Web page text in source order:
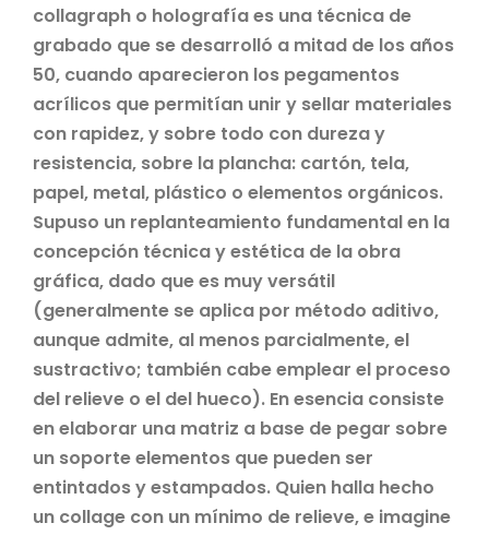
collagraph o holografía es una técnica de
grabado que se desarrolló a mitad de los años
50, cuando aparecieron los pegamentos
acrílicos que permitían unir y sellar materiales
con rapidez, y sobre todo con dureza y
resistencia, sobre la plancha: cartón, tela,
papel, metal, plástico o elementos orgánicos.
Supuso un replanteamiento fundamental en la
concepción técnica y estética de la obra
gráfica, dado que es muy versátil
(generalmente se aplica por método aditivo,
aunque admite, al menos parcialmente, el
sustractivo; también cabe emplear el proceso
del relieve o el del hueco). En esencia consiste
en elaborar una matriz a base de pegar sobre
un soporte elementos que pueden ser
entintados y estampados. Quien halla hecho
un collage con un mínimo de relieve, e imagine